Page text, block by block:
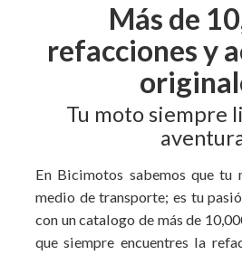
Más de
refacciones y
Tu moto siempre
En Bicimotos sabemos que tu
medio de transporte; es tu
con un catalogo de más de
que siempre encuentres la